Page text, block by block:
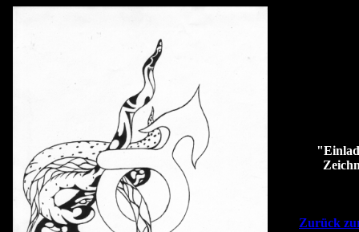
Zurück